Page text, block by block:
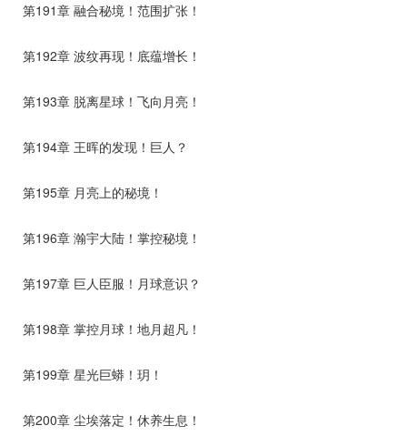
第191章 融合秘境！范围扩张！
第192章 波纹再现！底蕴增长！
第193章 脱离星球！飞向月亮！
第194章 王晖的发现！巨人？
第195章 月亮上的秘境！
第196章 瀚宇大陆！掌控秘境！
第197章 巨人臣服！月球意识？
第198章 掌控月球！地月超凡！
第199章 星光巨蟒！玥！
第200章 尘埃落定！休养生息！